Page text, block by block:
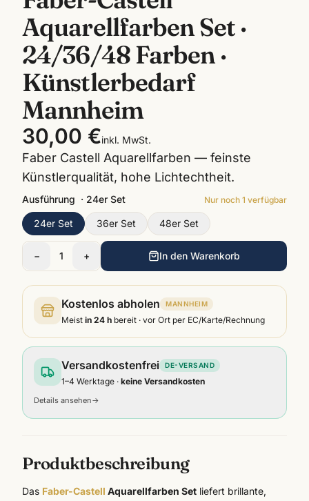
Aquarellfarben Set ·
24/36/48 Farben ·
Künstlerbedarf
Mannheim
30,00 €inkl. MwSt.
Faber Castell Aquarellfarben — feinste
Künstlerqualität, hohe Lichtechtheit.
Ausführung · 24er Set Nur noch 1 verfügbar
24er Set 36er Set 48er Set
− 1 + In den Warenkorb
Kostenlos abholen MANNHEIM
Meist in 24 h bereit · vor Ort per EC/Karte/Rechnung
Versandkostenfrei DE-VERSAND
1–4 Werktage · keine Versandkosten
Details ansehen→
Produktbeschreibung
Das Faber-Castell Aquarellfarben Set liefert brillante,